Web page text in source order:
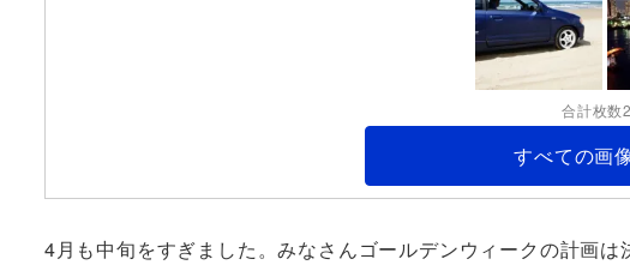
合計枚数
すべての画
4月も中旬をすぎました。みなさんゴールデンウィークの計画